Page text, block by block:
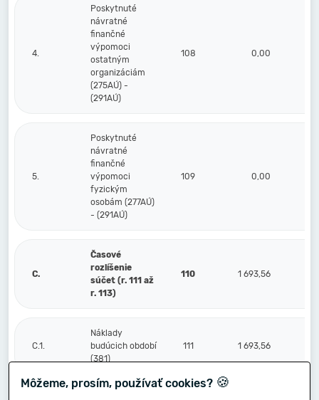
4.
Poskytnuté
návratné
finančné
výpomoci
ostatným
organizáciám
(275AÚ) -
(291AÚ)
108 0,00
5.
Poskytnuté
návratné
finančné
výpomoci
fyzickým
osobám (277AÚ)
- (291AÚ)
109 0,00
C.
Časové
rozlíšenie
súčet (r. 111 až
r. 113)
110 1 693,56
C.1.
Náklady
budúcich období
(381)
111 1 693,56
Môžeme, prosím, používať cookies? 🍪